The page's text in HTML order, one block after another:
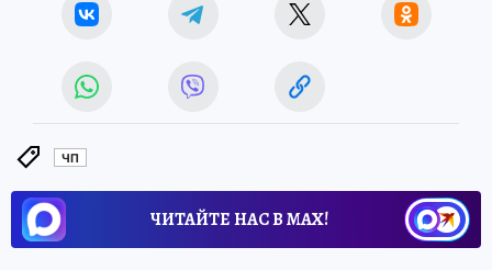
ЧП
ЧИТАЙТЕ НАС В МАХ!